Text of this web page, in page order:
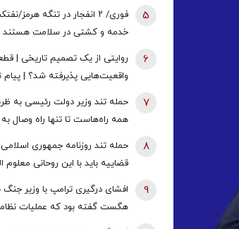
فوری/ ۲ انفجار در تنگه
خدمه و کشتی در سلامت هستند
5
6
حمله تند وزیر دولت رئیسی به
همه راه‌هاست تا تنها راه وصال
7
به مشام می‌رسد
8
افشای درگیری ترامپ با وزیر جنگ
هگست گفته بود که عملیات
سریع و نسبتاً آسان» خواهد
9